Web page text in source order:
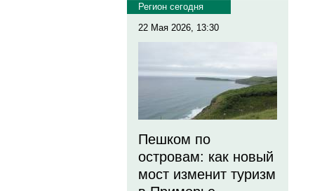
Регион сегодня
22 Мая 2026, 13:30
Пешком по
островам: как новый
мост изменит туризм